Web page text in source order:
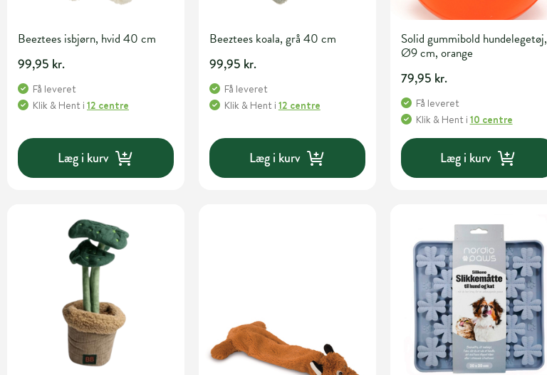
Beeztees isbjørn, hvid 40 cm
99,95 kr.
Få leveret
Klik & Hent i 12 centre
Læg i kurv
Beeztees koala, grå 40 cm
99,95 kr.
Få leveret
Klik & Hent i 12 centre
Læg i kurv
Solid gummibold hundelegetøj,
Ø9 cm, orange
79,95 kr.
Få leveret
Klik & Hent i 10 centre
Læg i kurv